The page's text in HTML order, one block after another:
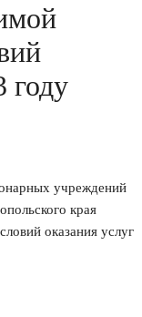
году
учреждений
края
оказания услуг